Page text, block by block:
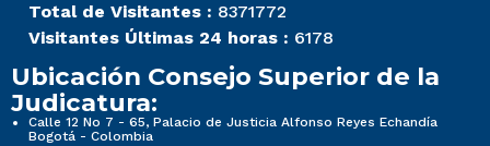
Total de Visitantes : 8371772
Visitantes Últimas 24 horas : 6178
Ubicación Consejo Superior de la
Judicatura:
Calle 12 No 7 - 65, Palacio de Justicia Alfonso Reyes Echandía
Bogotá - Colombia